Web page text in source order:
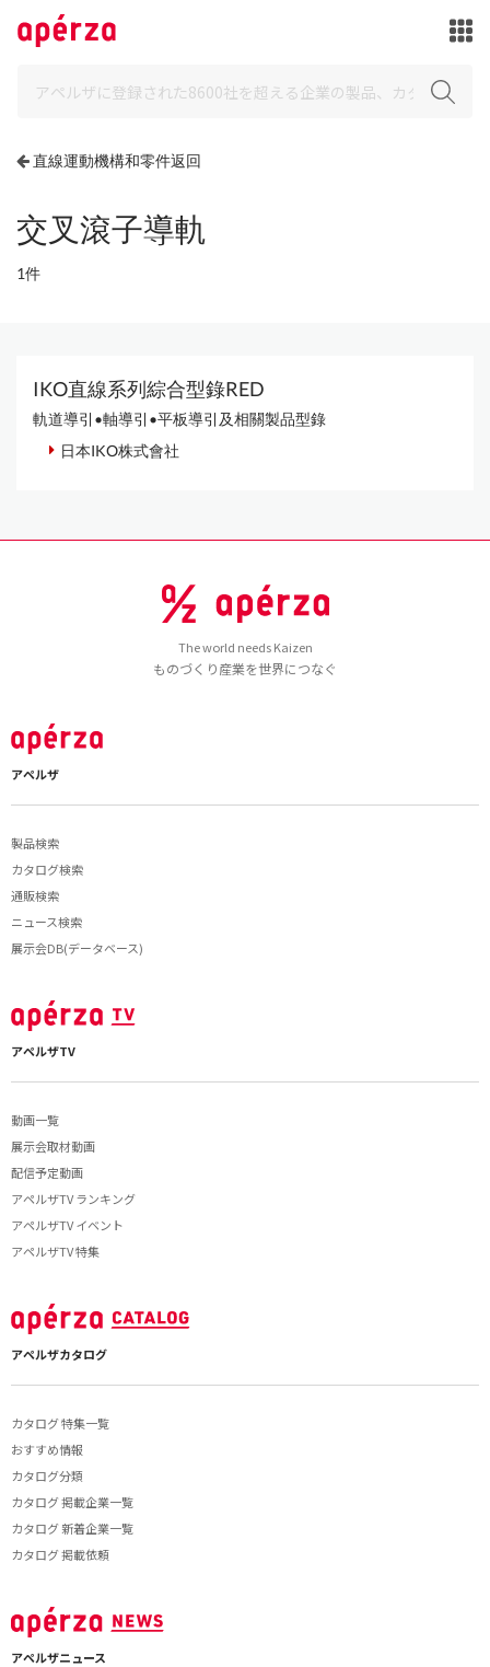
直線運動機構和零件返回
交叉滾子導軌
1件
IKO直線系列綜合型錄RED
軌道導引•軸導引•平板導引及相關製品型錄
日本IKO株式會社
The world needs Kaizen
ものづくり産業を世界につなぐ
アペルザ
製品検索
カタログ検索
通販検索
ニュース検索
展示会DB(データベース)
アペルザTV
動画一覧
展示会取材動画
配信予定動画
アペルザTV ランキング
アペルザTV イベント
アペルザTV 特集
アペルザカタログ
カタログ 特集一覧
おすすめ情報
カタログ分類
カタログ 掲載企業一覧
カタログ 新着企業一覧
カタログ 掲載依頼
アペルザニュース